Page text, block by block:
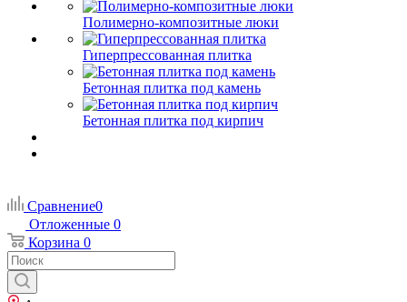
Полимерно-композитные люки
Гиперпрессованная плитка
Бетонная плитка под камень
Бетонная плитка под кирпич
Сравнение0
Отложенные 0
Корзина 0